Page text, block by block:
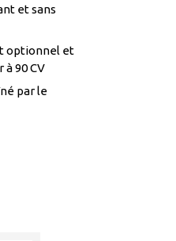
et sans
optionnel et
90 CV
par le